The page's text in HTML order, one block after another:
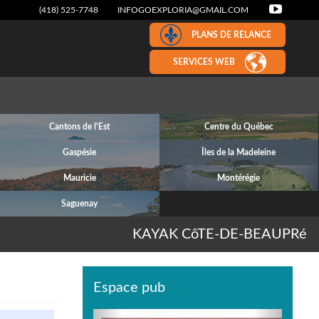
(418) 525-7748 INFOGOEXPLORIA@GMAIL.COM
PLANS DE RELANCE
SERVICES WEB
Cantons de l'Est Centre du Québec
Gaspésie Îles de la Madeleine
Mauricie Montérégie
Saguenay
KAYAK CôTE-DE-BEAUPRé
Espace pub
Previous
Next